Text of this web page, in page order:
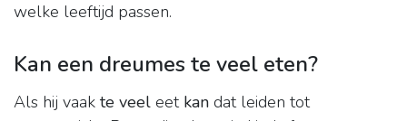
welke leeftijd passen.
Kan een dreumes te veel eten?
Als hij vaak te veel eet kan dat leiden tot